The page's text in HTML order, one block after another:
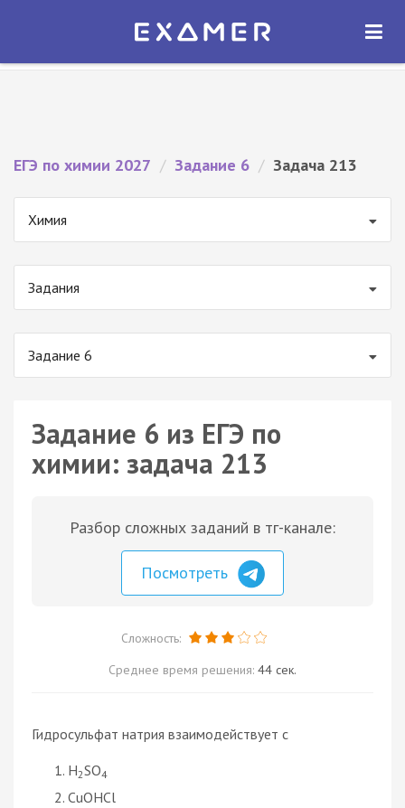
Экзамер — ЕГЭ 2027
ОТКРЫТЬ
ЕГЭ по химии 2027 / Задание 6 / Задача 213
Химия
Задания
Задание 6
Задание 6 из ЕГЭ по
химии: задача 213
Разбор сложных заданий в тг-канале:
Посмотреть
Сложность:
Среднее время решения: 44 сек.
Гидросульфат натрия взаимодействует с
H2SO4
CuOHCl